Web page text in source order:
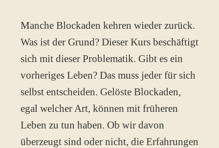
Manche Blockaden kehren wieder zurück.
Was ist der Grund? Dieser Kurs beschäftigt
sich mit dieser Problematik. Gibt es ein
vorheriges Leben? Das muss jeder für sich
selbst entscheiden. Gelöste Blockaden,
egal welcher Art, können mit früheren
Leben zu tun haben. Ob wir davon
überzeugt sind oder nicht, die Erfahrungen